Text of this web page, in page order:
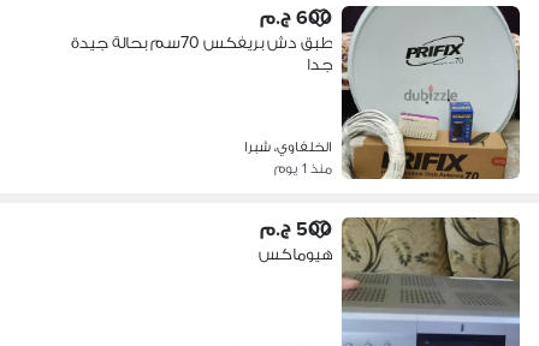
600 ج.م
طبق دش بريفكس 70سم بحالة جيدة
جدا
الخلفاوي، شبرا
منذ 1 يوم
500 ج.م
هيوماكس